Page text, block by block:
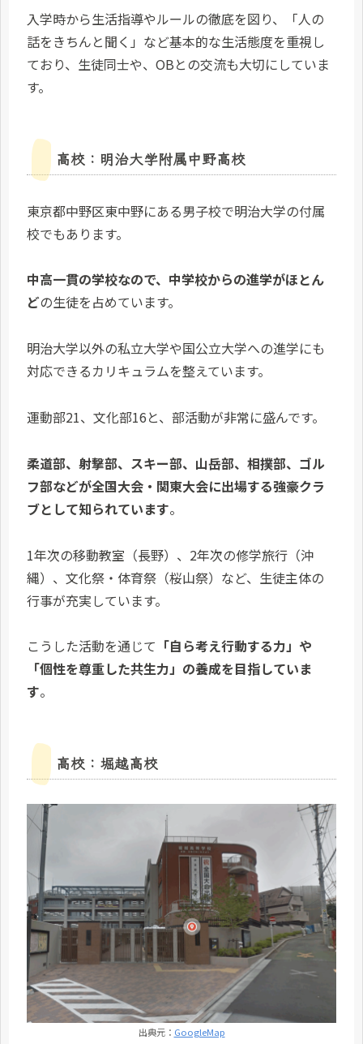
入学時から生活指導やルールの徹底を図り、「人の
話をきちんと聞く」など基本的な生活態度を重視し
ており、生徒同士や、OBとの交流も大切にしていま
す。
高校：明治大学附属中野高校
東京都中野区東中野にある男子校で明治大学の付属
校でもあります。
中高一貫の学校なので、中学校からの進学がほとん
どの生徒を占めています。
明治大学以外の私立大学や国公立大学への進学にも
対応できるカリキュラムを整えています。
運動部21、文化部16と、部活動が非常に盛んです。
柔道部、射撃部、スキー部、山岳部、相撲部、ゴル
フ部などが全国大会・関東大会に出場する強豪クラ
ブとして知られています。
1年次の移動教室（長野）、2年次の修学旅行（沖
縄）、文化祭・体育祭（桜山祭）など、生徒主体の
行事が充実しています。
こうした活動を通じて 「自ら考え行動する力」や
「個性を尊重した共生力」の養成を目指していま
す。
高校：堀越高校
出典元： GoogleMap